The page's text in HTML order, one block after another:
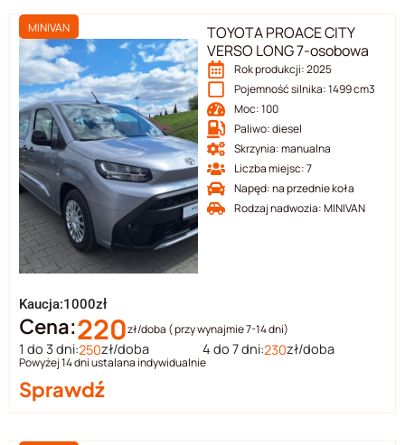
MINIVAN
TOYOTA PROACE CITY
VERSO LONG 7-osobowa
Rok produkcji: 2025
Pojemność silnika: 1499 cm3
Moc: 100
Paliwo: diesel
Skrzynia: manualna
Liczba miejsc: 7
Napęd: na przednie koła
Rodzaj nadwozia: MINIVAN
Kaucja:1000zł
Cena:220zł/doba ( przy wynajmie 7-14 dni)
1 do 3 dni:250zł/doba 4 do 7 dni:230zł/doba
Powyżej 14 dni ustalana indywidualnie
Sprawdź